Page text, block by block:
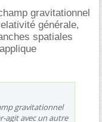
gravitationnel
générale,
spatiales
gravitationnel
agit avec un autre